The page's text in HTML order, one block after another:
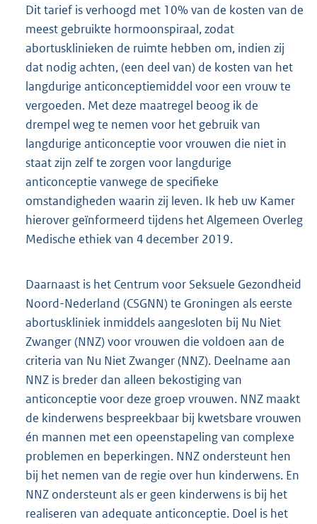
Dit tarief is verhoogd met 10% van de kosten van de
meest gebruikte hormoonspiraal, zodat
abortusklinieken de ruimte hebben om, indien zij
dat nodig achten, (een deel van) de kosten van het
langdurige anticonceptiemiddel voor een vrouw te
vergoeden. Met deze maatregel beoog ik de
drempel weg te nemen voor het gebruik van
langdurige anticonceptie voor vrouwen die niet in
staat zijn zelf te zorgen voor langdurige
anticonceptie vanwege de specifieke
omstandigheden waarin zij leven. Ik heb uw Kamer
hierover geïnformeerd tijdens het Algemeen Overleg
Medische ethiek van 4 december 2019.
Daarnaast is het Centrum voor Seksuele Gezondheid
Noord-Nederland (CSGNN) te Groningen als eerste
abortuskliniek inmiddels aangesloten bij Nu Niet
Zwanger (NNZ) voor vrouwen die voldoen aan de
criteria van Nu Niet Zwanger (NNZ). Deelname aan
NNZ is breder dan alleen bekostiging van
anticonceptie voor deze groep vrouwen. NNZ maakt
de kinderwens bespreekbaar bij kwetsbare vrouwen
én mannen met een opeenstapeling van complexe
problemen en beperkingen. NNZ ondersteunt hen
bij het nemen van de regie over hun kinderwens. En
NNZ ondersteunt als er geen kinderwens is bij het
realiseren van adequate anticonceptie. Doel is het